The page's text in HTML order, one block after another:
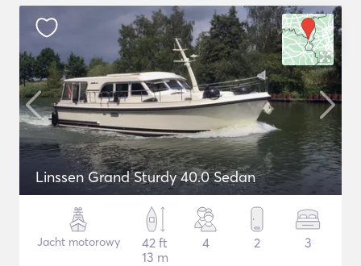
Linssen Grand Sturdy 40.0 Sedan
Jacht motorowy
42 ft
13 m
4 2 3